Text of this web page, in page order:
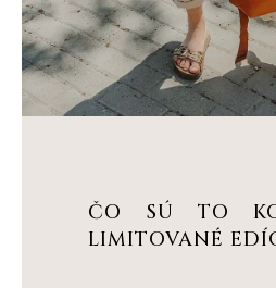
ČO SÚ TO
LIMITOVANÉ